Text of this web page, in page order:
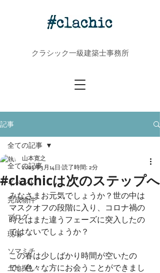
クラシック一級建築士事務所
記事
全ての記事
イベント
完成物件
ブログ
現場
ソマミチ
土地探し
全ての記事
#clachicは次のステップへ
山本寛之
2023年3月14日 読了時間: 2分
みなさまお元気でしょうか？世の中は
マスクオフの段階に入り、コロナ禍の
時とはまた違うフェーズに突入したの
ではないでしょうか？
この春は少しばかり時間が空いたの
で、色々な方にお会うことができまし